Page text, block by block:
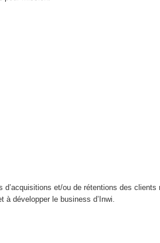
et/ou de rétentions des clients
à développer le business d’Inwi.